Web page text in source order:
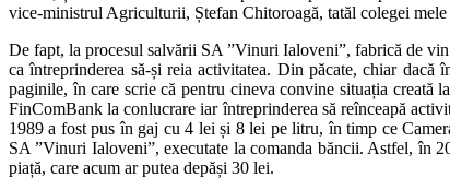
vice-ministrul Agriculturii, Ștefan Chitoroagă, tatăl colegei
De fapt, la procesul salvării SA ”Vinuri Ialoveni”, fabrică de
ca întreprinderea să-și reia activitatea. Din păcate, chiar
paginile, în care scrie că pentru cineva convine situația
FinComBank la conlucrare iar întreprinderea să reînceapă
1989 a fost pus în gaj cu 4 lei și 8 lei pe litru, în timp ce
SA ”Vinuri Ialoveni”, executate la comanda băncii. Astfel, în
piață, care acum ar putea depăși 30 lei.